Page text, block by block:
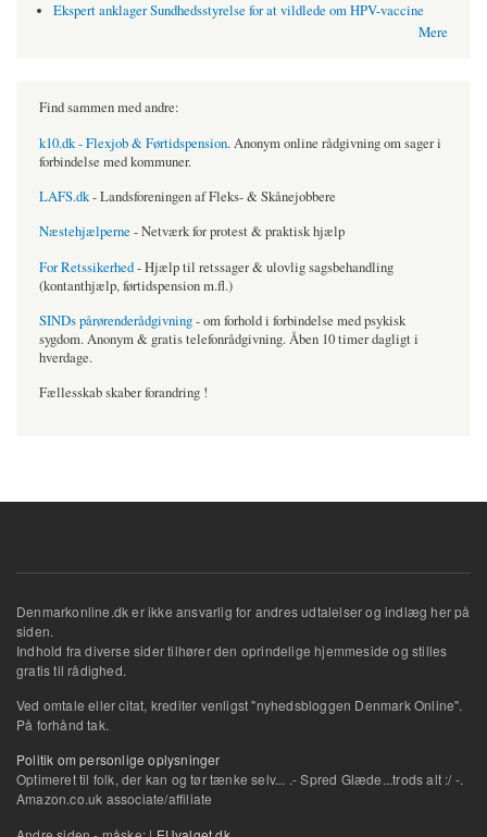
Ekspert anklager Sundhedsstyrelse for at vildlede om HPV-vaccine
Mere
Find sammen med andre:
k10.dk - Flexjob & Førtidspension. Anonym online rådgivning om sager i
forbindelse med kommuner.
LAFS.dk- Landsforeningen af Fleks- & Skånejobbere
Næstehjælperne - Netværk for protest & praktisk hjælp
For Retssikerhed- Hjælp til retssager & ulovlig sagsbehandling
(kontanthjælp, førtidspension m.fl.)
SINDs pårørenderådgivning- om forhold i forbindelse med psykisk
sygdom. Anonym & gratis telefonrådgivning. Åben 10 timer dagligt i
hverdage.
Fællesskab skaber forandring !
Denmarkonline.dk er ikke ansvarlig for andres udtalelser og indlæg her på
siden.
Indhold fra diverse sider tilhører den oprindelige hjemmeside og stilles
gratis til rådighed.
Ved omtale eller citat, krediter venligst "nyhedsbloggen Denmark Online".
På forhånd tak.
Politik om personlige oplysninger
Optimeret til folk, der kan og tør tænke selv... .- Spred Glæde...trods alt :/ -.
Amazon.co.uk associate/affiliate